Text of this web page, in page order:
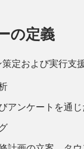
の定義
定および実行支
アンケートを通